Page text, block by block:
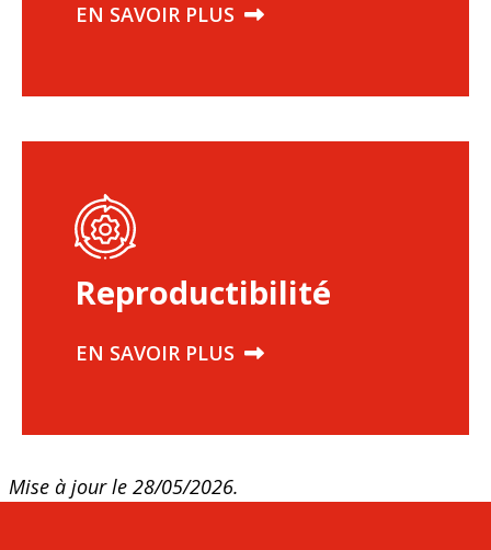
EN SAVOIR PLUS
Reproductibilité
EN SAVOIR PLUS
Mise à jour le 28/05/2026.